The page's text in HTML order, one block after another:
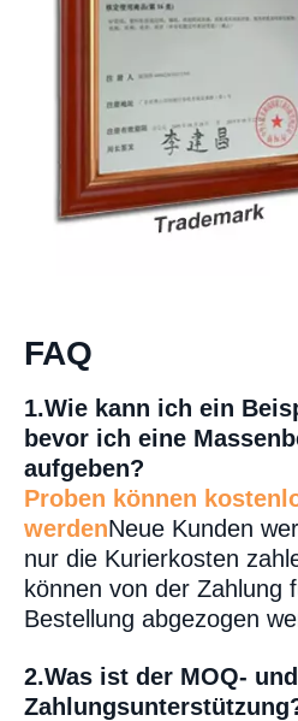
FAQ
1.Wie kann ich ein
bevor ich eine
aufgeben?
Proben können
werdenNeue Kunden
nur die Kurierkosten
können von der Zahlung
Bestellung abgezogen
2.Was ist der MOQ- und